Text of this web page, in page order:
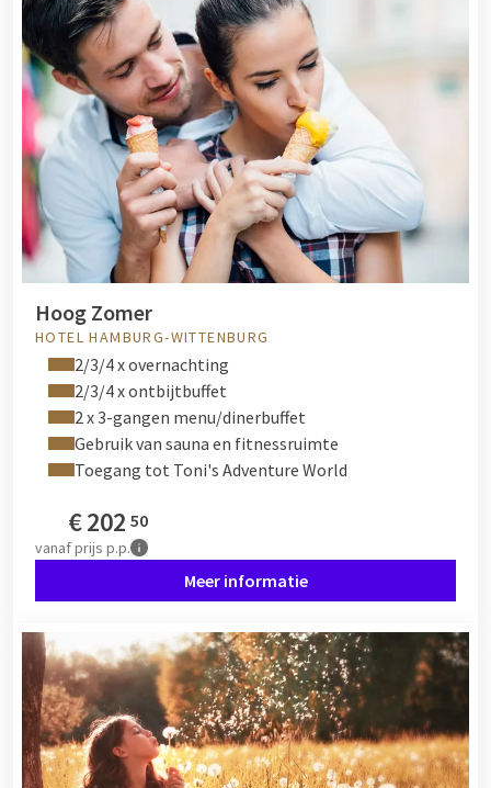
Hoog Zomer
HOTEL HAMBURG-WITTENBURG
2/3/4 x overnachting
2/3/4 x ontbijtbuffet
2 x 3-gangen menu/dinerbuffet
Gebruik van sauna en fitnessruimte
Toegang tot Toni's Adventure World
€202 50
vanafprijs p.p.
Meer informatie